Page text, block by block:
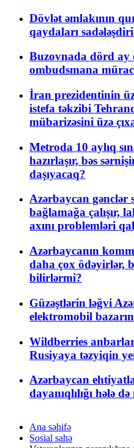
Dövlət əmlakının
qaydaları
Buzovnada dörd ay
ombudsmana
İran prezidentinin
istefa təkzibi
mübarizəsini üzə
Metroda 10 aylıq
hazırlaşır, bəs
daşıyacaq?
Azərbaycan gənclər
bağlamağa çalışır,
axını problemləri
Azərbaycanın
daha çox ödəyirlər,
bilirlərmi?
Güzəştlərin ləğvi
elektromobil
Wildberries
Rusiyaya təzyiqin
Azərbaycan
dayanıqlılığı hələ də
Ana səhifə
Sosial sahə